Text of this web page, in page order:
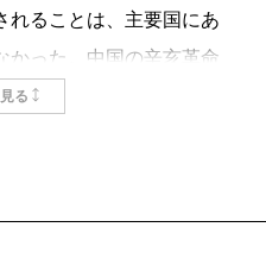
れることは、主要国にあ
かった。中国の辛亥革命
年、ドイツ革命は1918年
派を押し切って課税を
る